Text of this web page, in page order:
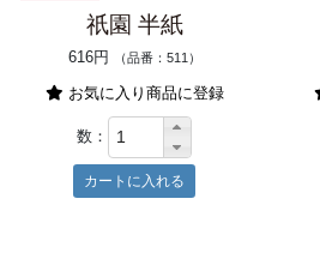
祇園 半紙
616円 （品番：511）
お気に入り商品に登録
数：